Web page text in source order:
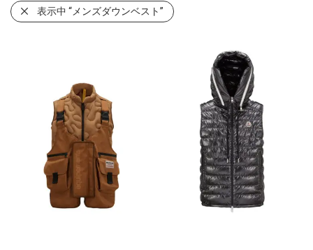
表示中 “メンズダウンベスト”